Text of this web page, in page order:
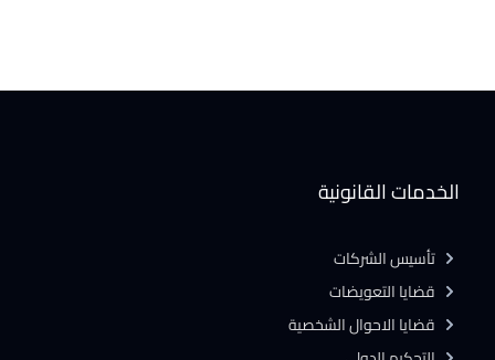
الخدمات القانونية
تأسيس الشركات
قضايا التعويضات
قضايا الاحوال الشخصية